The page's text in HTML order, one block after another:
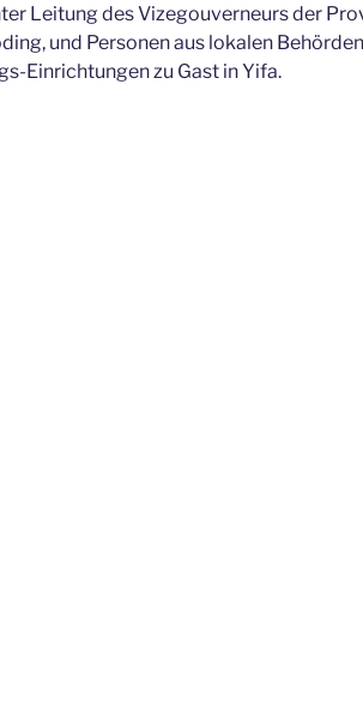
Leitung des Vizegouverneurs der
und Personen aus lokalen
Einrichtungen zu Gast in Yifa.